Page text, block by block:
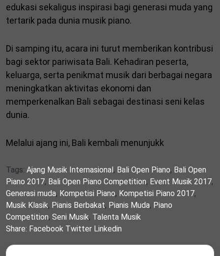
edukasi sekaligus inspirasi bagi generasi muda yang
tertarik pada dunia musik piano.
Di samping itu, acara ini turut memberikan kontribusi
bagi sektor pariwisata Bali. Kehadiran peserta,
keluarga, serta penikmat musik dari berbagai negara
meningkatkan aktivitas ekonomi dan
memperkenalkan Bali sebagai destinasi seni kelas
dunia.
Melalui ajang ini, Bali kembali menunjukk
Tags: Ajang Musik Internasional , Bali Open Piano, Bali Open
Piano 2017, Bali Open Piano Competition, Event Musik 2017,
Generasi muda, Kompetisi Piano, Kompetisi Piano 2017,
Musik Klasik, Pianis Berbakat, Pianis Muda, Piano
Competition, Seni Musik, Talenta Musik
Share: Facebook Twitter Linkedin